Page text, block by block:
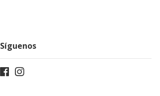
Síguenos